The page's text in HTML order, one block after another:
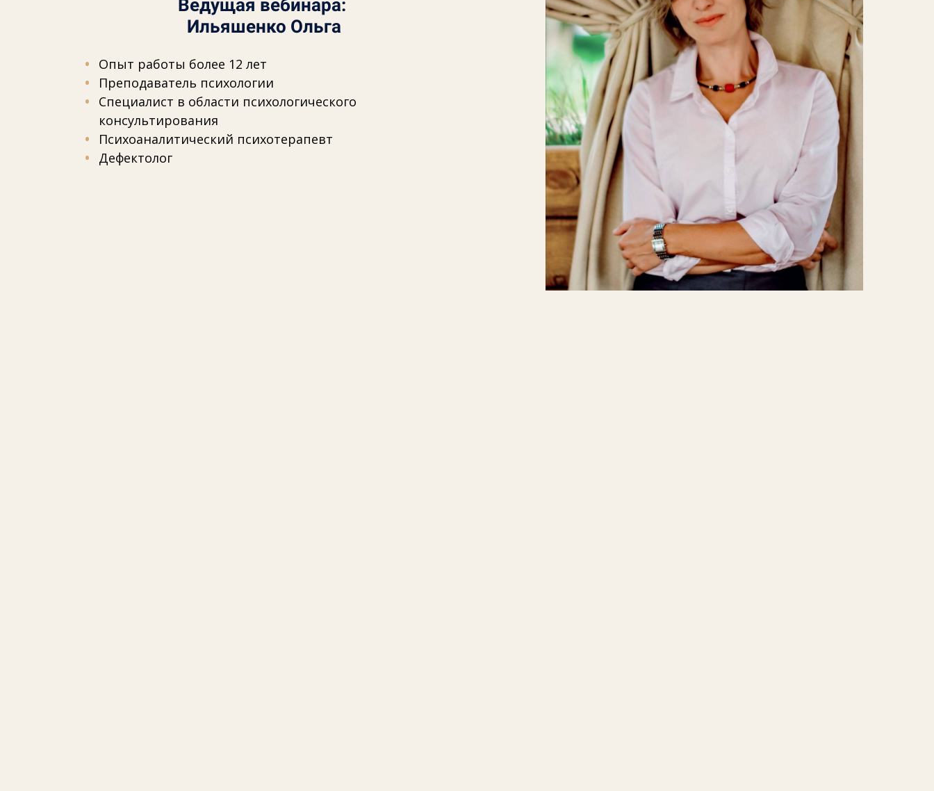
Ведущая вебинара:
Ильяшенко Ольга
Опыт работы более 12 лет
Преподаватель психологии
Специалист в области психологического
консультирования
Психоаналитический психотерапевт
Дефектолог